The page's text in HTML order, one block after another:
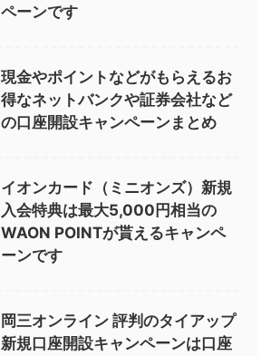
ペーンです
現金やポイントなどがもらえるお
得なネットバンクや証券会社など
の口座開設キャンペーンまとめ
イオンカード（ミニオンズ）新規
入会特典は最大5,000円相当の
WAON POINTが貰えるキャンペ
ーンです
岡三オンライン 評判のタイアップ
新規口座開設キャンペーンは口座